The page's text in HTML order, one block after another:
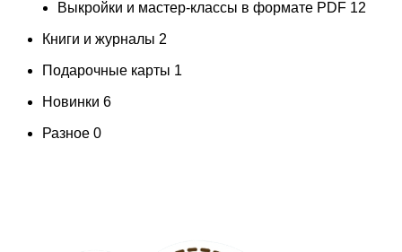
Выкройки и мастер-классы в формате PDF 12
Книги и журналы 2
Подарочные карты 1
Новинки 6
Разное 0